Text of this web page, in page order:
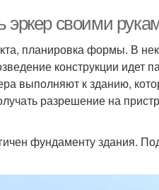
эркер своими
планировка формы. В
конструкции идет
выполняют к зданию,
разрешение на
фундаменту здания.